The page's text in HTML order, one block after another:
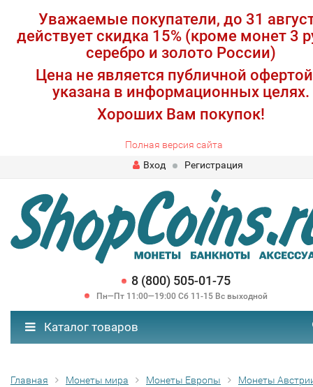
Уважаемые покупатели, до 31
действует скидка 15% (кроме монет 3
серебро и золото России)
Цена не является публичной
указана в информационных целях.
Хороших Вам покупок!
Полная версия сайта
Вход
Регистрация
8 (800) 505-01-75
Пн—Пт 11:00—19:00 Сб 11-15 Вс выходной
Каталог товаров
Главная Монеты мира Монеты Европы
Монеты